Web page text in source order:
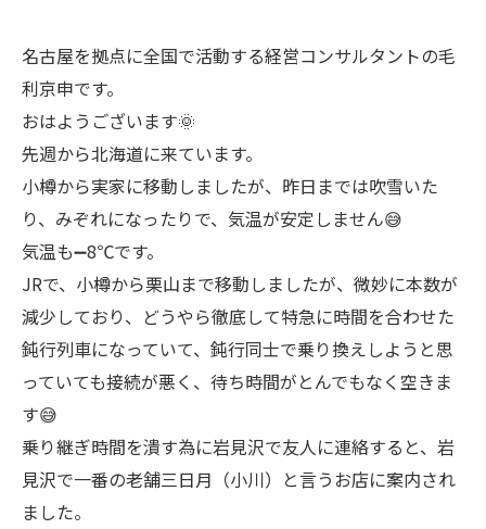
名古屋を拠点に全国で活動する経営コンサルタントの毛
利京申です。
おはようございます🌞
先週から北海道に来ています。
小樽から実家に移動しましたが、昨日までは吹雪いた
り、みぞれになったりで、気温が安定しません😅
気温も➖8℃です。
JRで、小樽から栗山まで移動しましたが、微妙に本数が
減少しており、どうやら徹底して特急に時間を合わせた
鈍行列車になっていて、鈍行同士で乗り換えしようと思
っていても接続が悪く、待ち時間がとんでもなく空きま
す😅
乗り継ぎ時間を潰す為に岩見沢で友人に連絡すると、岩
見沢で一番の老舗三日月（小川）と言うお店に案内され
ました。